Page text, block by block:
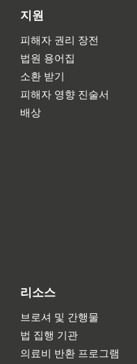
지원
피해자 권리 장전
법원 용어집
소환 받기
피해자 영향 진술서
배상
리소스
브로셔 및 간행물
법 집행 기관
의료비 반환 프로그램